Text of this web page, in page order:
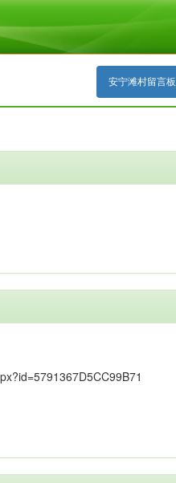
安宁滩村留言板